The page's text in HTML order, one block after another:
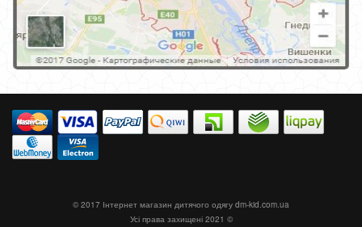
© 2017 Інтернет магазин дитячого одягу dm-kid.com.ua
Усі права захищені 2021 ©